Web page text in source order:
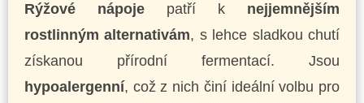
Rýžové nápoje patří k nejjemnějším
rostlinným alternativám, s lehce sladkou chutí
získanou přírodní fermentací. Jsou
hypoalergenní, což z nich činí ideální volbu pro